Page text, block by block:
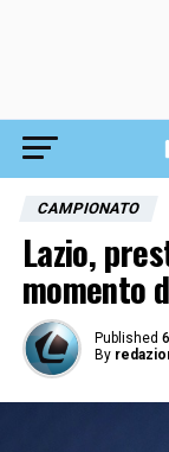
CAMPIONATO
Lazio,
momento
Published
By